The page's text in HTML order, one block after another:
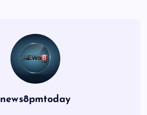
news8pmtoday